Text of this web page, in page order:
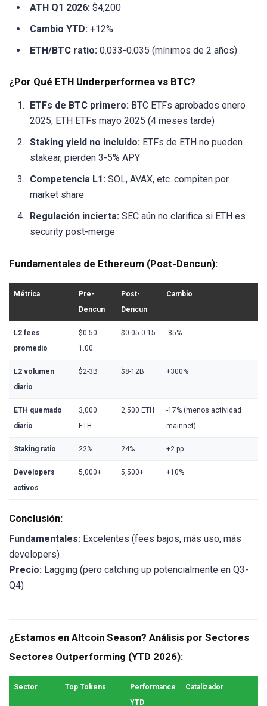
ATH Q1 2026: $4,200
Cambio YTD: +12%
ETH/BTC ratio: 0.033-0.035 (mínimos de 2 años)
¿Por Qué ETH Underperformea vs BTC?
ETFs de BTC primero: BTC ETFs aprobados enero
2025, ETH ETFs mayo 2025 (4 meses tarde)
Staking yield no incluido: ETFs de ETH no pueden
stakear, pierden 3-5% APY
Competencia L1: SOL, AVAX, etc. compiten por
market share
Regulación incierta: SEC aún no clarifica si ETH es
security post-merge
Fundamentales de Ethereum (Post-Dencun):
Métrica
Pre-
Dencun
Post-
Dencun
Cambio
L2 fees
promedio
$0.50-
1.00
$0.05-0.15 -85%
L2 volumen
diario
$2-3B $8-12B +300%
ETH quemado
diario
3,000
ETH
2,500 ETH
-17% (menos actividad
mainnet)
Staking ratio 22% 24% +2 pp
Developers
activos
5,000+ 5,500+ +10%
Conclusión:
Fundamentales: Excelentes (fees bajos, más uso, más
developers)
Precio: Lagging (pero catching up potencialmente en Q3-
Q4)
¿Estamos en Altcoin Season? Análisis por Sectores
Sectores Outperforming (YTD 2026):
Sector Top Tokens
Performance
YTD
Catalizador